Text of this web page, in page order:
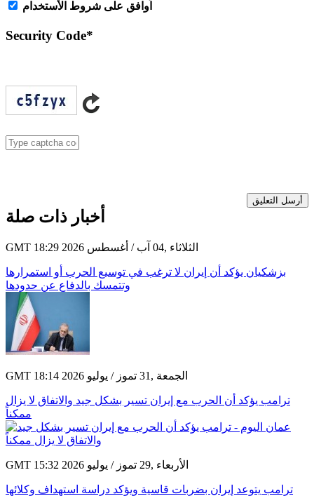
اُوافق على شروط الأستخدام
Security Code*
أرسل التعليق
أخبار ذات صلة
GMT 18:29 2026 الثلاثاء ,04 آب / أغسطس
بزشكيان يؤكد أن إيران لا ترغب في توسيع الحرب أو استمرارها
وتتمسك بالدفاع عن حدودها
GMT 18:14 2026 الجمعة ,31 تموز / يوليو
ترامب يؤكد أن الحرب مع إيران تسير بشكل جيد والاتفاق لا يزال
ممكناً
GMT 15:32 2026 الأربعاء ,29 تموز / يوليو
ترامب يتوعد إيران بضربات قاسية ويؤكد دراسة استهداف وكلائها